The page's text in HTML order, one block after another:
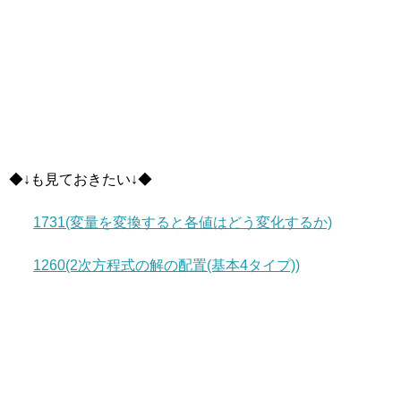
◆↓も見ておきたい↓◆
1731(変量を変換すると各値はどう変化するか)
1260(2次方程式の解の配置(基本4タイプ))